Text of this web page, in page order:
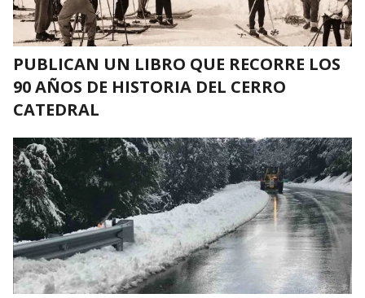
PUBLICAN UN LIBRO QUE RECORRE LOS
90 AÑOS DE HISTORIA DEL CERRO
CATEDRAL